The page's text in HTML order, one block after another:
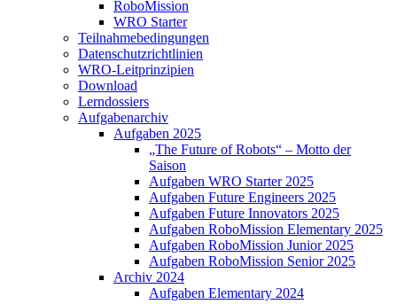
RoboMission
WRO Starter
Teilnahmebedingungen
Datenschutzrichtlinien
WRO-Leitprinzipien
Download
Lerndossiers
Aufgabenarchiv
Aufgaben 2025
„The Future of Robots“ – Motto der
Saison
Aufgaben WRO Starter 2025
Aufgaben Future Engineers 2025
Aufgaben Future Innovators 2025
Aufgaben RoboMission Elementary 2025
Aufgaben RoboMission Junior 2025
Aufgaben RoboMission Senior 2025
Archiv 2024
Aufgaben Elementary 2024